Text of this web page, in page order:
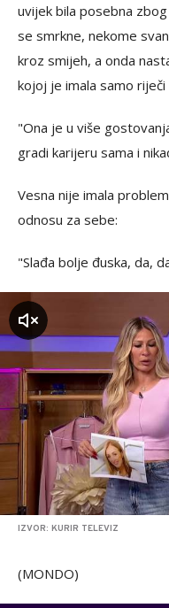
uvijek bila posebna
se smrkne, nekome
kroz smijeh, a onda
kojoj je imala samo riječi
"Ona je u više
gradi karijeru sama i
Vesna nije imala
odnosu za sebe:
"Slađa bolje đuska, da,
IZVOR: KURIR TELEVIZ
(MONDO)